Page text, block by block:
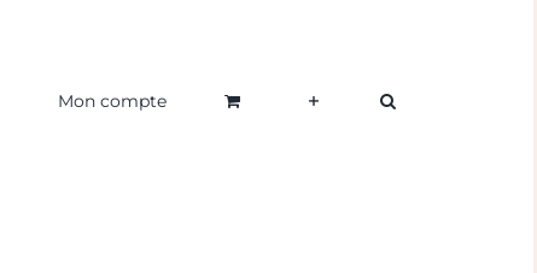
Mon compte